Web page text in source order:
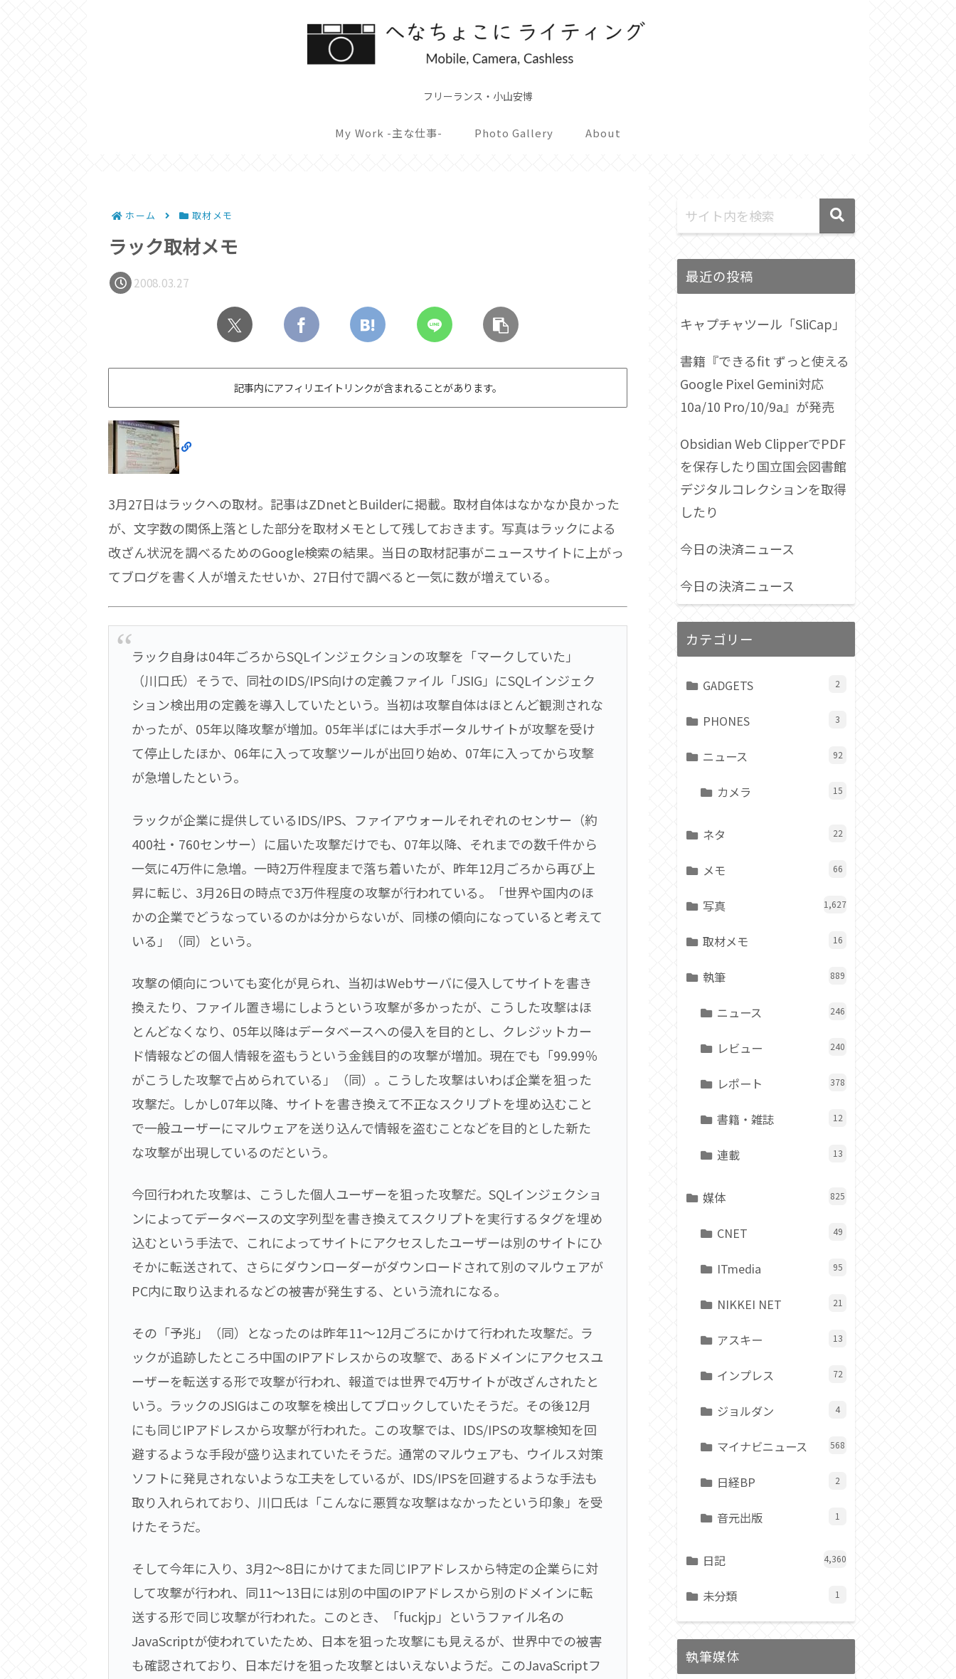
フリーランス・小山安博
My Work -主な仕事- Photo Gallery About
ホーム 取材メモ
ラック取材メモ
2008.03.27
記事内にアフィリエイトリンクが含まれることがあります。
3月27日はラックへの取材。記事はZDnetとBuilderに掲載。取材自体はなかなか良かった
が、文字数の関係上落とした部分を取材メモとして残しておきます。写真はラックによる
改ざん状況を調べるためのGoogle検索の結果。当日の取材記事がニュースサイトに上がっ
てブログを書く人が増えたせいか、27日付で調べると一気に数が増えている。
ラック自身は04年ごろからSQLインジェクションの攻撃を「マークしていた」
（川口氏）そうで、同社のIDS/IPS向けの定義ファイル「JSIG」にSQLインジェク
ション検出用の定義を導入していたという。当初は攻撃自体はほとんど観測されな
かったが、05年以降攻撃が増加。05年半ばには大手ポータルサイトが攻撃を受け
て停止したほか、06年に入って攻撃ツールが出回り始め、07年に入ってから攻撃
が急増したという。
ラックが企業に提供しているIDS/IPS、ファイアウォールそれぞれのセンサー（約
400社・760センサー）に届いた攻撃だけでも、07年以降、それまでの数千件から
一気に4万件に急増。一時2万件程度まで落ち着いたが、昨年12月ごろから再び上
昇に転じ、3月26日の時点で3万件程度の攻撃が行われている。「世界や国内のほ
かの企業でどうなっているのかは分からないが、同様の傾向になっていると考えて
いる」（同）という。
攻撃の傾向についても変化が見られ、当初はWebサーバに侵入してサイトを書き
換えたり、ファイル置き場にしようという攻撃が多かったが、こうした攻撃はほ
とんどなくなり、05年以降はデータベースへの侵入を目的とし、クレジットカー
ド情報などの個人情報を盗もうという金銭目的の攻撃が増加。現在でも「99.99％
がこうした攻撃で占められている」（同）。こうした攻撃はいわば企業を狙った
攻撃だ。しかし07年以降、サイトを書き換えて不正なスクリプトを埋め込むこと
で一般ユーザーにマルウェアを送り込んで情報を盗むことなどを目的とした新た
な攻撃が出現しているのだという。
今回行われた攻撃は、こうした個人ユーザーを狙った攻撃だ。SQLインジェクショ
ンによってデータベースの文字列型を書き換えてスクリプトを実行するタグを埋め
込むという手法で、これによってサイトにアクセスしたユーザーは別のサイトにひ
そかに転送されて、さらにダウンローダーがダウンロードされて別のマルウェアが
PC内に取り込まれるなどの被害が発生する、という流れになる。
その「予兆」（同）となったのは昨年11～12月ごろにかけて行われた攻撃だ。ラ
ックが追跡したところ中国のIPアドレスからの攻撃で、あるドメインにアクセスユ
ーザーを転送する形で攻撃が行われ、報道では世界で4万サイトが改ざんされたと
いう。ラックのJSIGはこの攻撃を検出してブロックしていたそうだ。その後12月
にも同じIPアドレスから攻撃が行われた。この攻撃では、IDS/IPSの攻撃検知を回
避するような手段が盛り込まれていたそうだ。通常のマルウェアも、ウイルス対策
ソフトに発見されないような工夫をしているが、IDS/IPSを回避するような手法も
取り入れられており、川口氏は「こんなに悪質な攻撃はなかったという印象」を受
けたそうだ。
そして今年に入り、3月2～8日にかけてまた同じIPアドレスから特定の企業らに対
して攻撃が行われ、同11～13日には別の中国のIPアドレスから別のドメインに転
送する形で同じ攻撃が行われた。このとき、「fuckjp」というファイル名の
JavaScriptが使われていたため、日本を狙った攻撃にも見えるが、世界中での被害
も確認されており、日本だけを狙った攻撃とはいえないようだ。このJavaScriptフ
最近の投稿
キャプチャツール「SliCap」
書籍『できるfit ずっと使える
Google Pixel Gemini対応
10a/10 Pro/10/9a』が発売
Obsidian Web ClipperでPDF
を保存したり国立国会図書館
デジタルコレクションを取得
したり
今日の決済ニュース
今日の決済ニュース
カテゴリー
GADGETS 2
PHONES 3
ニュース 92
カメラ 15
ネタ 22
メモ 66
写真 1,627
取材メモ 16
執筆 889
ニュース 246
レビュー 240
レポート 378
書籍・雑誌 12
連載 13
媒体 825
CNET 49
ITmedia 95
NIKKEI NET 21
アスキー 13
インプレス 72
ジョルダン 4
マイナビニュース 568
日経BP 2
音元出版 1
日記 4,360
未分類 1
執筆媒体